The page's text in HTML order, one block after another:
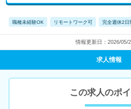
職種未経験OK リモートワーク可 完全週休2日
情報更新日：2026/05/
求人情報
この求人のポ